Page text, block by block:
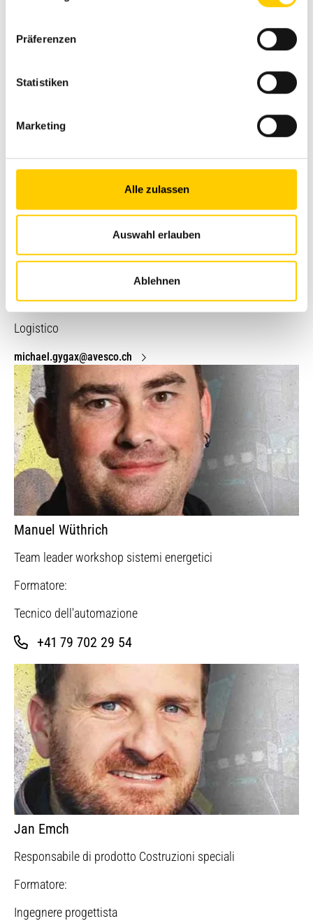
Präferenzen
Statistiken
Marketing
Alle zulassen
Auswahl erlauben
Ablehnen
Formatore:
Logistico
michael.gygax@avesco.ch
Manuel Wüthrich
Team leader workshop sistemi energetici
Formatore:
Tecnico dell'automazione
+41 79 702 29 54
Jan Emch
Responsabile di prodotto Costruzioni speciali
Formatore:
Ingegnere progettista